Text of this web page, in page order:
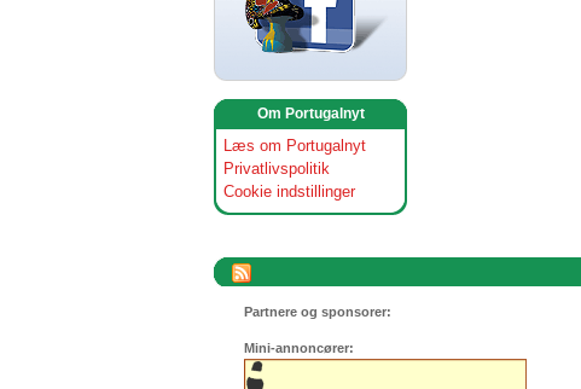
Om Portugalnyt
Læs om Portugalnyt
Privatlivspolitik
Cookie indstillinger
Partnere og sponsorer:
Mini-annoncører: